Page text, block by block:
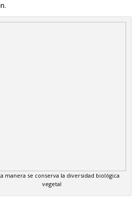
manera se conserva la diversidad biológica
vegetal